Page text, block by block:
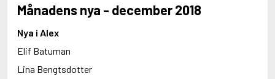
Månadens nya - december 2018
Nya i Alex
Elif Batuman
Lina Bengtsdotter